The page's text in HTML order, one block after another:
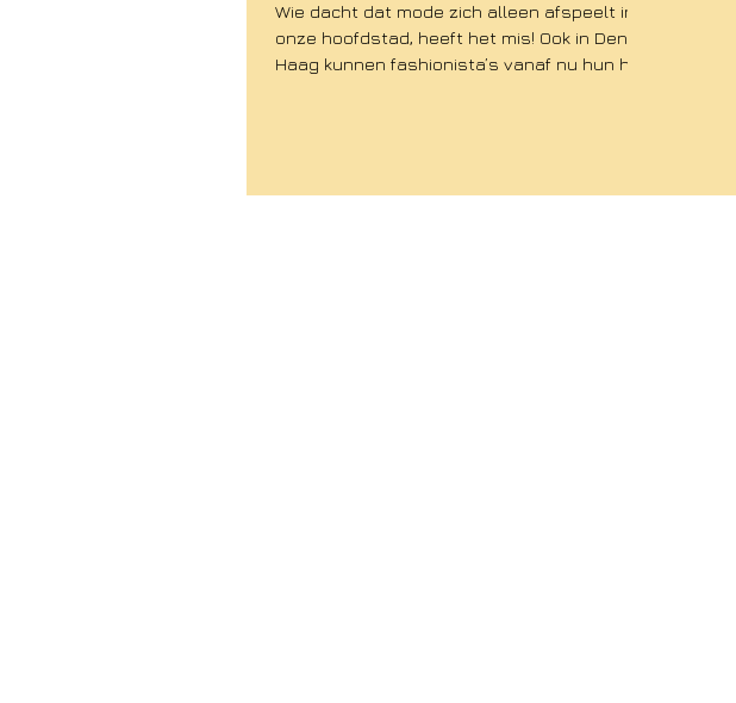
Wie dacht dat mode zich alleen afspeelt in
onze hoofdstad, heeft het mis! Ook in Den
Haag kunnen fashionista’s vanaf nu hun hart